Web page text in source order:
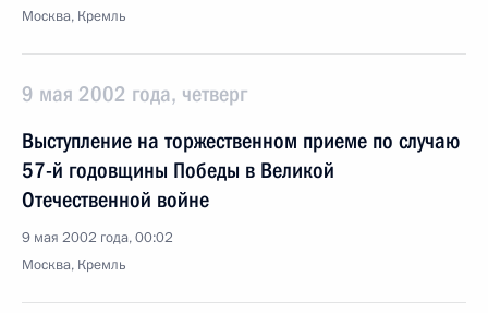
Москва, Кремль
9 мая 2002 года, четверг
Выступление на торжественном приеме по случаю
57-й годовщины Победы в Великой
Отечественной войне
9 мая 2002 года, 00:02
Москва, Кремль